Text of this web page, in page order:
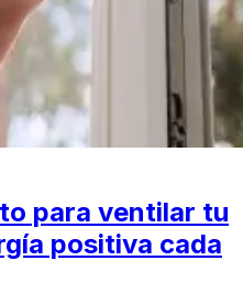
para ventilar tu
positiva cada